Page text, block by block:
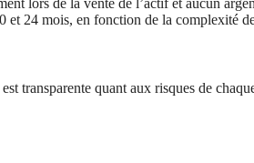
lors de la vente de l’actif et aucun
et 24 mois, en fonction de la complexité
transparente quant aux risques de